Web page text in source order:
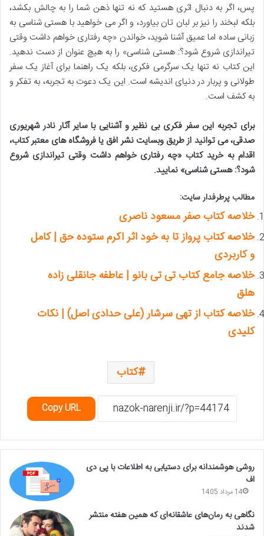
پس، اگر به دنبال اثری هستید که نه تنها ذهن شما را به چالش بکشد،
بلکه لبخند را نیز بر لبان تان بیاورد، و اگر می خواهید با هستی شناسی به
زبانی ساده اما عمیق آشنا شوید، خواندن «چه رفتاری خواهم داشت وقتی
تیراندازی شروع شود؟: هستی شناسی» را به هیچ عنوان از دست ندهید.
این کتاب نه تنها یک سرگرمی فکری، بلکه یک راهنما برای آغاز یک سفر
طولانی و پربار در دنیای اندیشه است. این یک دعوت به تجربه، به تفکر و
به کشف است.
برای تجربه این سفر فکری بی نظیر و آشنایی با سایر آثار نادر شهریوری
صدقی، می توانید از طریق وبسایت نشر افق یا فروشگاه های معتبر کتاب،
اقدام به خرید کتاب «چه رفتاری خواهم داشت وقتی تیراندازی شروع
شود؟: هستی شناسی» نمایید.
مطالب پرطرفدار سایت:
خلاصه کتاب صفر مسعود ناصری
خلاصه کتاب پرواز تا به خود اثر اکرم ستوده حق | کامل
و کاربردی
خلاصه جامع کتاب تی تی بانو | عاطفه جانقلی زاده
هلق
خلاصه کتاب از تهی سرشار (علی حدادی اصل) | نکات
کلیدی
کتاب
Copy URL
روشی هوشمندانه برای دستیابی به اطلاعات با پی دی
اف
14 مرداد 1405
نگاهی به رمان‌های عاشقانه‌ای که همین هفته منتشر
شدند